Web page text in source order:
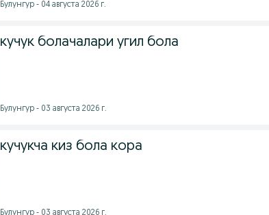
Булунгур - 04 августа 2026 г.
кучук болачалари угил бола
Булунгур - 03 августа 2026 г.
кучукча киз бола кора
Булунгур - 03 августа 2026 г.